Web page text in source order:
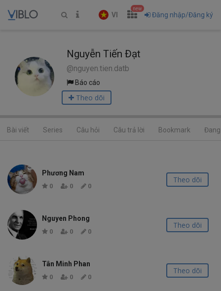
VI
new
Đăng nhập/Đăng ký
Nguyễn Tiến Đạt
@nguyen.tien.datb
Báo cáo
Theo dõi
Bài viết Series Câu hỏi Câu trả lời Bookmark
Phương Nam
0 0 0
Theo dõi
Nguyen Phong
0 0 0
Theo dõi
Tân Minh Phan
0 0 0
Theo dõi